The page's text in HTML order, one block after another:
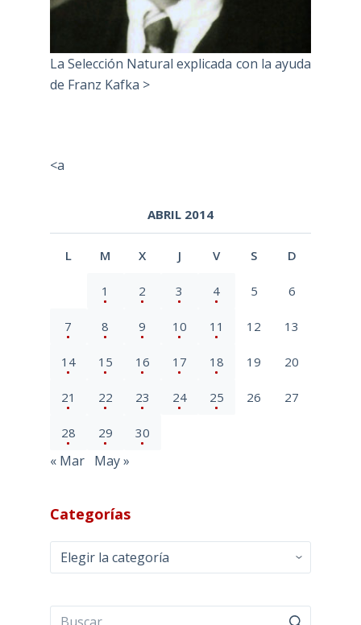
La Selección Natural explicada con la ayuda
de Franz Kafka >
<a
ABRIL 2014
L M X J V S D
1 2 3 4 5 6
7 8 9 10 11 12 13
14 15 16 17 18 19 20
21 22 23 24 25 26 27
28 29 30
« Mar May »
Categorías
Categorías